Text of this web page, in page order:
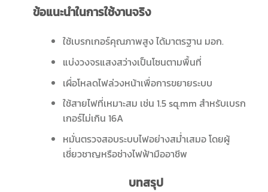
ข้อแนะนำในการใช้งานจริง
ใช้เบรกเกอร์คุณภาพสูง ได้มาตรฐาน มอก.
แบ่งวงจรแสงสว่างเป็นโซนตามพื้นที่
เผื่อโหลดไฟล่วงหน้าเพื่อการขยายระบบ
ใช้สายไฟที่เหมาะสม เช่น 1.5 sq.mm สำหรับเบรก
เกอร์ไม่เกิน 16A
หมั่นตรวจสอบระบบไฟอย่างสม่ำเสมอ โดยผู้
เชี่ยวชาญหรือช่างไฟฟ้ามืออาชีพ
บทสรุป